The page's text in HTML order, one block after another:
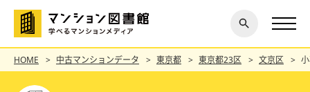
探す
閉じ
る
HOME 中古マンションデータ 東京都 東京都23区 文京区